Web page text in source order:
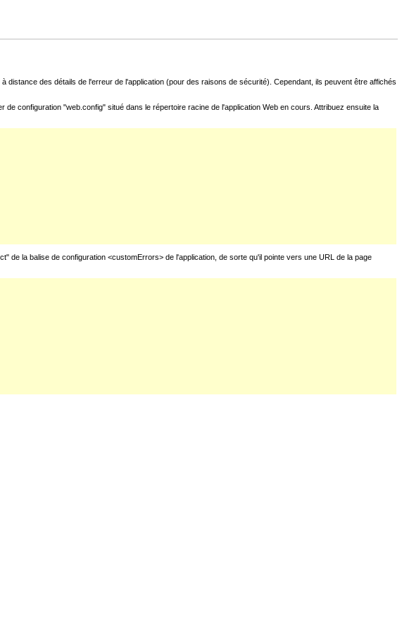
des détails de l'erreur de l'application (pour des raisons de sécurité). Cependant, ils peuvent être affichés
configuration "web.config" situé dans le répertoire racine de l'application Web en cours. Attribuez ensuite la
de la balise de configuration <customErrors> de l'application, de sorte qu'il pointe vers une URL de la page